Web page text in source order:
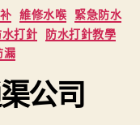
維修水喉 緊急防水
打針 防水打針教學
漏
公司